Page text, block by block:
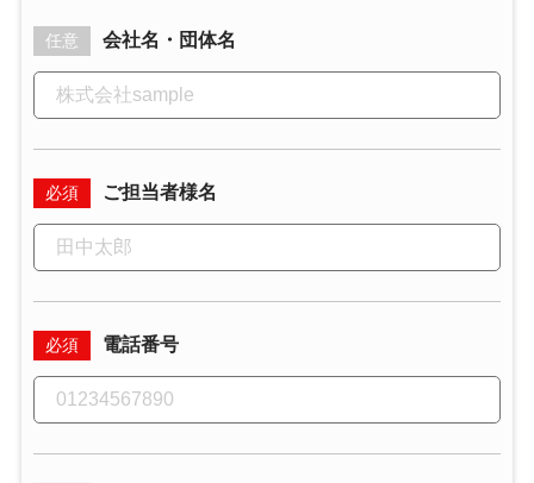
任意 会社名・団体名
必須 ご担当者様名
必須 電話番号